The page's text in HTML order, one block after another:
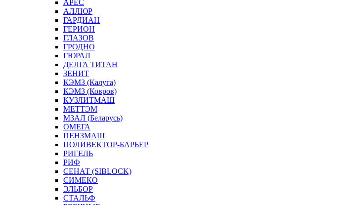
АРЕС
АЛЛЮР
ГАРДИАН
ГЕРИОН
ГЛАЗОВ
ГРОДНО
ГЮРАЛ
ДЕЛГА ТИТАН
ЗЕНИТ
КЭМЗ (Калуга)
КЭМЗ (Ковров)
КУЗЛИТМАШ
МЕТТЭМ
МЗАЛ (Беларусь)
ОМЕГА
ПЕНЗМАШ
ПОЛИВЕКТОР-БАРЬЕР
РИГЕЛЬ
РИФ
СЕНАТ (SIBLOCK)
СИМЕКО
ЭЛЬБОР
СТАЛЬФ